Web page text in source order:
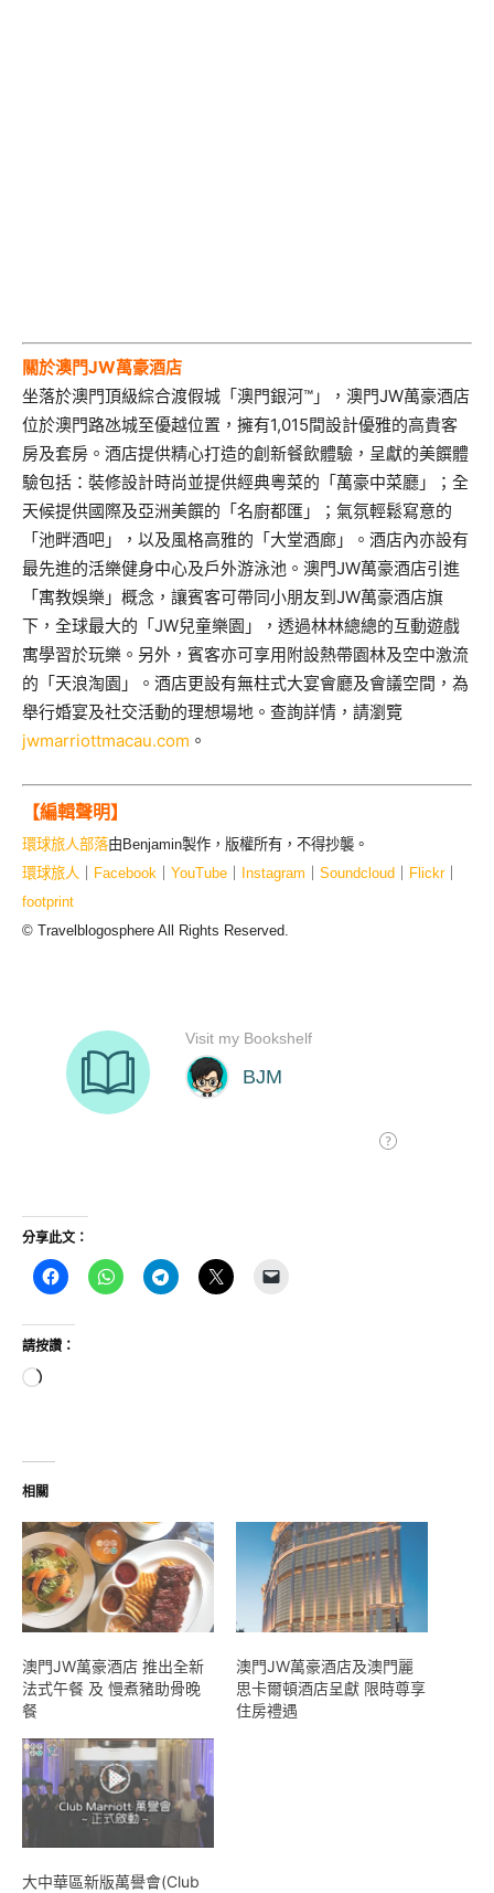
關於澳門JW萬豪酒店
坐落於澳門頂級綜合渡假城「澳門銀河™」，澳門JW萬豪酒店
位於澳門路氹城至優越位置，擁有1,015間設計優雅的高貴客
房及套房。酒店提供精心打造的創新餐飲體驗，呈獻的美饌體
驗包括：裝修設計時尚並提供經典粵菜的「萬豪中菜廳」；全
天候提供國際及亞洲美饌的「名廚都匯」；氣氛輕鬆寫意的
「池畔酒吧」，以及風格高雅的「大堂酒廊」。酒店內亦設有
最先進的活樂健身中心及戶外游泳池。澳門JW萬豪酒店引進
「寓教娛樂」概念，讓賓客可帶同小朋友到JW萬豪酒店旗
下，全球最大的「JW兒童樂園」，透過林林總總的互動遊戲
寓學習於玩樂。另外，賓客亦可享用附設熱帶園林及空中激流
的「天浪淘園」。酒店更設有無柱式大宴會廳及會議空間，為
舉行婚宴及社交活動的理想場地。查詢詳情，請瀏覽
jwmarriottmacau.com 。
【編輯聲明】
環球旅人部落由Benjamin製作，版權所有，不得抄襲。
環球旅人
Facebook YouTube Instagram Soundcloud Flickr｜
footprint
© Travelblogosphere All Rights Reserved.
分享此文：
請按讚：
正
入...
相關
澳門JW萬豪酒店 推出全新
法式午餐 及 慢煮豬助骨晚
餐
澳門JW萬豪酒店及澳門麗
思卡爾頓酒店呈獻 限時尊享
住房禮遇
大中華區新版萬譽會(Club